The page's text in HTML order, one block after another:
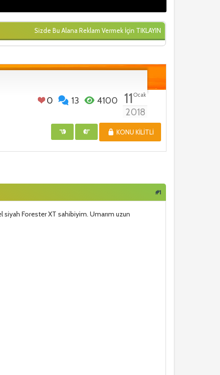
Sizde Bu Alana Reklam Vermek İçin TIKLAYIN
0 13 4100 11 Ocak
2018
KONU KILITLI
#1
siyah Forester XT sahibiyim. Umarım uzun